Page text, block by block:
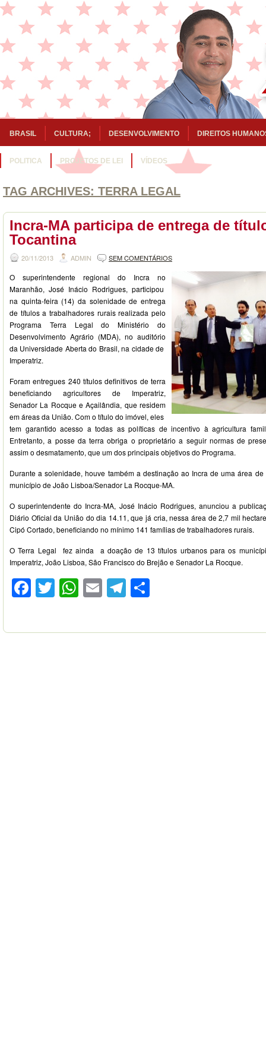
BRASIL CULTURA; DESENVOLVIMENTO DIREITOS
POLITICA PROJETOS DE LEI VÍDEOS
TAG ARCHIVES: TERRA LEGAL
Incra-MA participa de entrega de
Tocantina
20/11/2013 ADMIN SEM COMENTÁRIOS
O superintendente regional do Incra no
Maranhão, José Inácio Rodrigues, participou
na quinta-feira (14) da solenidade de entrega
de títulos a trabalhadores rurais realizada pelo
Programa Terra Legal do Ministério do
Desenvolvimento Agrário (MDA), no auditório
da Universidade Aberta do Brasil, na cidade de
Imperatriz.
Foram entregues 240 títulos definitivos de terra
beneficiando agricultores de Imperatriz,
Senador La Rocque e Açailândia, que residem
em áreas da União. Com o título do imóvel, eles
tem garantido acesso a todas as políticas de incentivo à agricultura
Entretanto, a posse da terra obriga o proprietário a seguir normas de
assim o desmatamento, que um dos principais objetivos do Programa.
Durante a solenidade, houve também a destinação ao Incra de uma área
município de João Lisboa/Senador La Rocque-MA.
O superintendente do Incra-MA, José Inácio Rodrigues, anunciou a
Diário Oficial da União do dia 14.11, que já cria, nessa área de 2,7 mil
Cipó Cortado, beneficiando no mínimo 141 famílias de trabalhadores rurais.
O Terra Legal fez ainda a doação de 13 títulos urbanos para os
Imperatriz, João Lisboa, São Francisco do Brejão e Senador La Rocque.
Facebook
Twitter
WhatsApp
EmailTelegram